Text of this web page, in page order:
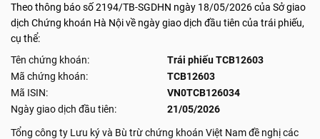
Theo thông báo số 2194/TB-SGDHN ngày 18/05/2026 của Sở giao
dịch Chứng khoán Hà Nội về ngày giao dịch đầu tiên của trái phiếu,
cụ thể:
Tên chứng khoán:
Trái phiếu TCB12603
Mã chứng khoán:
TCB12603
Mã ISIN:
VN0TCB126034
Ngày giao dịch đầu tiên:
21/05/2026
Tổng công ty Lưu ký và Bù trừ chứng khoán Việt Nam đề nghị các